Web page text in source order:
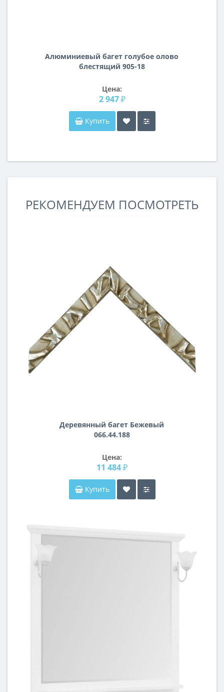
Алюминиевый багет голубое олово
блестящий 905-18
Цена:
2 947 ₽
Купить
РЕКОМЕНДУЕМ ПОСМОТРЕТЬ
Деревянный багет Бежевый
066.44.188
Цена:
11 484 ₽
Купить